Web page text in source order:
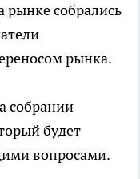
рынке собрались
рынка.
собрании
будет
вопросами.